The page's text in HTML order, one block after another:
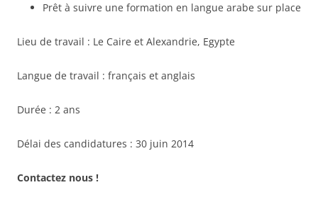
Prêt à suivre une formation en langue arabe sur place
Lieu de travail : Le Caire et Alexandrie, Egypte
Langue de travail : français et anglais
Durée : 2 ans
Délai des candidatures : 30 juin 2014
Contactez nous !